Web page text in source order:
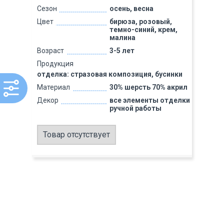
Сезон
осень, весна
Цвет
бирюза, розовый,
темно-синий, крем,
малина
Возраст
3-5 лет
Продукция
отделка: стразовая композиция, бусинки
Материал
30% шерсть 70% акрил
Декор
все элементы отделки
ручной работы
Товар отсутствует